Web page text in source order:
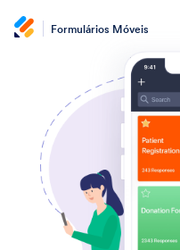
Formulários Móveis